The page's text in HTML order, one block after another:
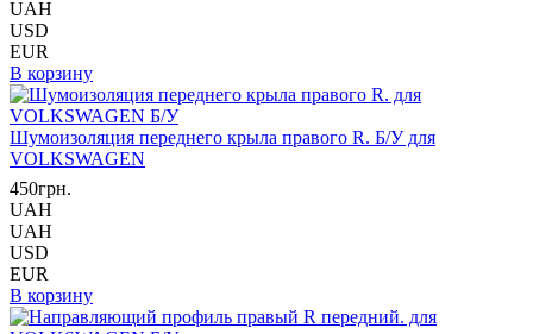
UAH
USD
EUR
В корзину
Шумоизоляция переднего крыла правого R. Б/У для
VOLKSWAGEN
450грн.
UAH
UAH
USD
EUR
В корзину